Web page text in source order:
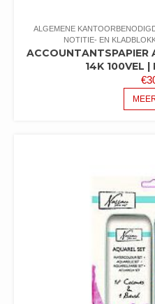
ALGEMENE
NOTITIE- EN
14K 100VEL |
€